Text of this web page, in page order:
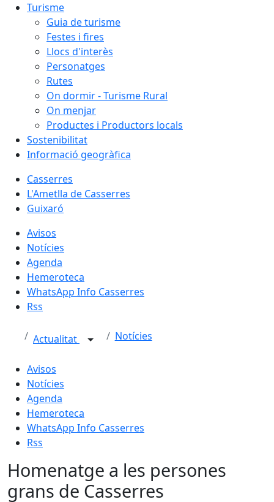
Turisme
Guia de turisme
Festes i fires
Llocs d'interès
Personatges
Rutes
On dormir - Turisme Rural
On menjar
Productes i Productors locals
Sostenibilitat
Informació geogràfica
Casserres
L'Ametlla de Casserres
Guixaró
Avisos
Notícies
Agenda
Hemeroteca
WhatsApp Info Casserres
Rss
Actualitat Notícies
Avisos
Notícies
Agenda
Hemeroteca
WhatsApp Info Casserres
Rss
Homenatge a les persones
grans de Casserres